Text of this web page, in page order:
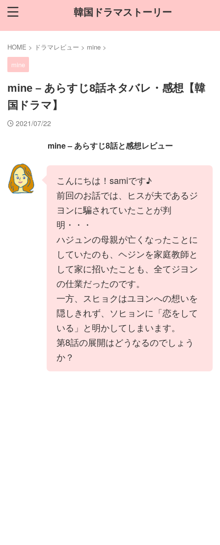
韓国ドラマストーリー
HOME > ドラマレビュー > mine >
mine
mine – あらすじ8話ネタバレ・感想【韓
国ドラマ】
2021/07/22
mine – あらすじ8話と感想レビュー
こんにちは！samiです♪
前回のお話では、ヒスが夫であるジ
ヨンに騙されていたことが判
明・・・
ハジュンの母親が亡くなったことに
していたのも、ヘジンを家庭教師と
して家に招いたことも、全てジヨン
の仕業だったのです。
一方、スヒョクはユヨンへの想いを
隠しきれず、ソヒョンに「恋をして
いる」と明かしてしまいます。
第8話の展開はどうなるのでしょう
か？